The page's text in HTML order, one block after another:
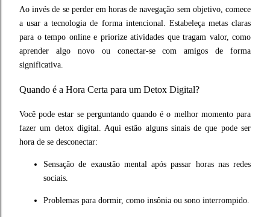
Ao invés de se perder em horas de navegação sem objetivo, comece
a usar a tecnologia de forma intencional. Estabeleça metas claras
para o tempo online e priorize atividades que tragam valor, como
aprender algo novo ou conectar-se com amigos de forma
significativa.
Quando é a Hora Certa para um Detox Digital?
Você pode estar se perguntando quando é o melhor momento para
fazer um detox digital. Aqui estão alguns sinais de que pode ser
hora de se desconectar:
Sensação de exaustão mental após passar horas nas redes
sociais.
Problemas para dormir, como insônia ou sono interrompido.